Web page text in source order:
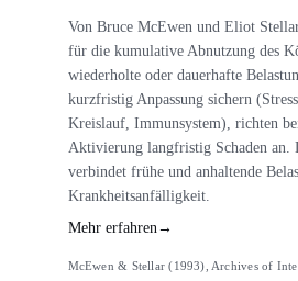
Von Bruce McEwen und Eliot
für die kumulative Abnutzung des
wiederholte oder dauerhafte
kurzfristig Anpassung sichern
Kreislauf, Immunsystem), richten
Aktivierung langfristig Schaden an.
verbindet frühe und anhaltende
Krankheitsanfälligkeit.
Mehr erfahren →
McEwen & Stellar (1993), Archives of